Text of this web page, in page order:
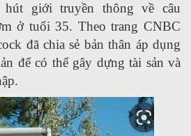
hút giới truyền thông về câu
ở tuổi 35. Theo trang CNBC
đã chia sẻ bản thân áp dụng
để có thể gây dựng tài sản và